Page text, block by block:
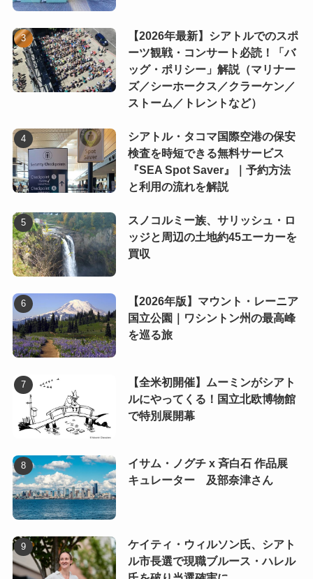
【2026年最新】シアトルでのスポ
ーツ観戦・コンサート必読！「バ
ッグ・ポリシー」解説（マリナー
ズ／シーホークス／クラーケン／
ストーム／トレントなど）
シアトル・タコマ国際空港の保安
検査を時短できる無料サービス
『SEA Spot Saver』｜予約方法
と利用の流れを解説
スノコルミー族、サリッシュ・ロ
ッジと周辺の土地約45エーカーを
買収
【2026年版】マウント・レーニア
国立公園｜ワシントン州の最高峰
を巡る旅
【全米初開催】ムーミンがシアト
ルにやってくる！国立北欧博物館
で特別展開幕
イサム・ノグチ x 斉白石 作品展
キュレーター 及部奈津さん
ケイティ・ウィルソン氏、シアト
ル市長選で現職ブルース・ハレル